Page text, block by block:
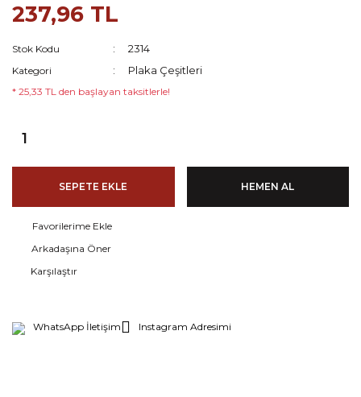
237,96 TL
Stok Kodu 2314
Kategori Plaka Çeşitleri
* 25,33 TL den başlayan taksitlerle!
SEPETE EKLE HEMEN AL
Arkadaşına Öner
Karşılaştır
WhatsApp İletişim Instagram Adresimi